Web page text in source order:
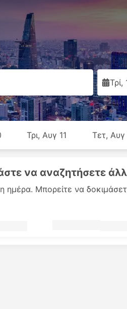
Τρί,
Τρι, Αυγ 11 Τετ, Αυγ
να αναζητήσετε
ημέρα. Μπορείτε να